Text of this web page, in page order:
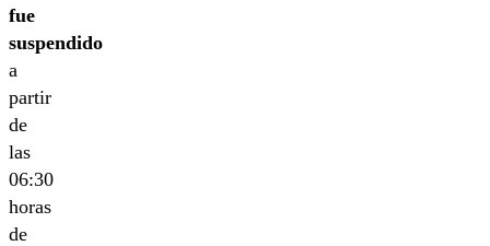
fue
suspendido
a
partir
de
las
06:30
horas
de